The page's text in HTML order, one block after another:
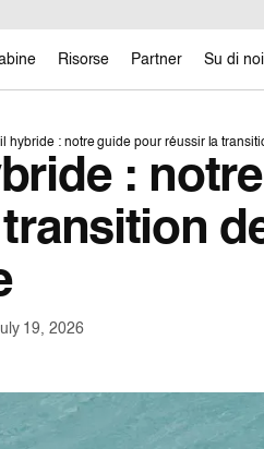
Risorse Partner Su di noi
hybride : notre guide pour réussir la
:
19, 2026